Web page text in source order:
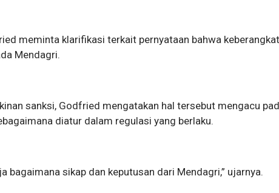
meminta klarifikasi terkait pernyataan bahwa
Mendagri.
sanksi, Godfried mengatakan hal tersebut mengacu
diatur dalam regulasi yang berlaku.
bagaimana sikap dan keputusan dari Mendagri,” ujarnya.